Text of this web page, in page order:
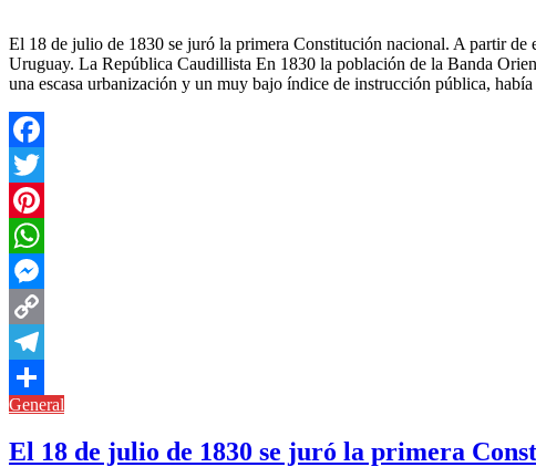
El 18 de julio de 1830 se juró la primera Constitución nacional. A partir
Uruguay. La República Caudillista En 1830 la población de la Banda
una escasa urbanización y un muy bajo índice de instrucción pública,
Facebook
Twitter
Pinterest
WhatsApp
Messenger
Copy
Link
Telegram
Compartir
General
El 18 de julio de 1830 se juró la primera